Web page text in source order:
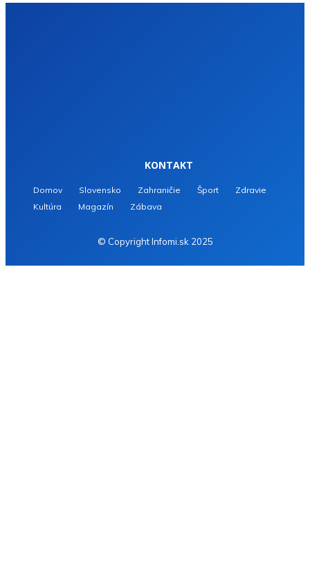
KONTAKT
Domov Slovensko Zahraničie Šport
Zdravie
Kultúra
Magazín Zábava
© Copyright Infomi.sk 2025